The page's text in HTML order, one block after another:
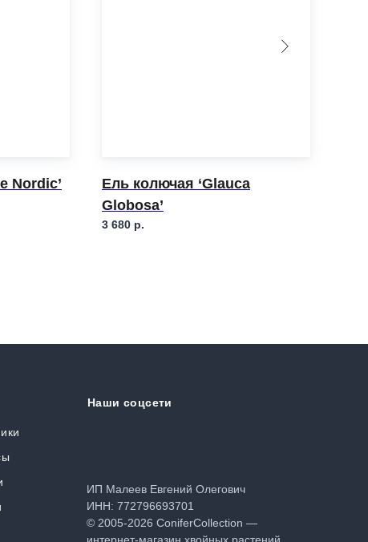
Nordic’
Ель колючая ‘Glauca
Globosa’
3 680 р.
Наши соцсети
ИП Малеев Евгений Олегович
ИНН: 772796693701
© 2005-2026 ConiferCollection —